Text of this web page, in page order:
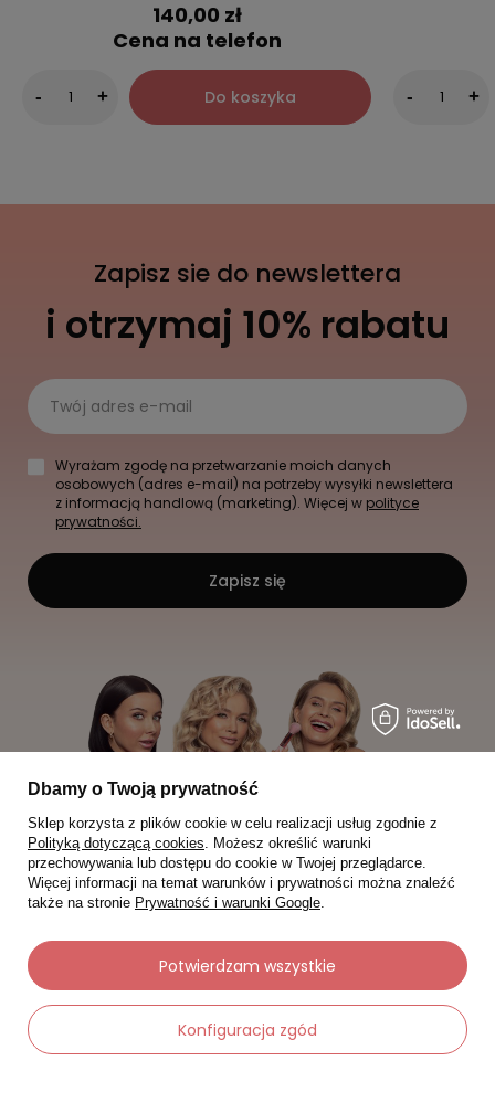
140,00 zł
Cena na telefon
- + Do koszyka - +
Zapisz sie do newslettera
i otrzymaj 10% rabatu
Twój adres e-mail
Wyrażam zgodę na przetwarzanie moich danych
osobowych (adres e-mail) na potrzeby wysyłki newslettera
z informacją handlową (marketing). Więcej w polityce
prywatności.
Zapisz się
Moje zamówienia
Status zamówienia
Dbamy o Twoją prywatność
Sklep korzysta z plików cookie w celu realizacji usług zgodnie z
Polityką dotyczącą cookies. Możesz określić warunki
przechowywania lub dostępu do cookie w Twojej przeglądarce.
Więcej informacji na temat warunków i prywatności można znaleźć
także na stronie Prywatność i warunki Google.
Konfiguracja zgód
Potwierdzam wszystkie